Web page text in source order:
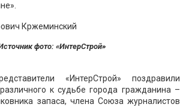
фото: «ИнтерСтрой»
«ИнтерСтрой» поздравили
к судьбе города гражданина –
запаса, члена Союза журналистов